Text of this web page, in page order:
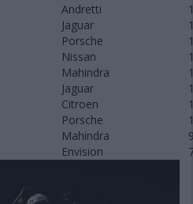
Andretti
Jaguar
Porsche
Nissan
Mahindra
Jaguar
Citroen
Porsche
Mahindra
Envision